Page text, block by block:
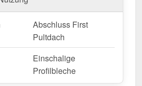
zugeschnitten– für eine
Montage. DieLänge
, sodass Sie den Abschluss
anpassen können.
nötig sind, kann das
Sägen gekürzt werden.
Abschluss First
Pultdach
Einschalige
Profilbleche